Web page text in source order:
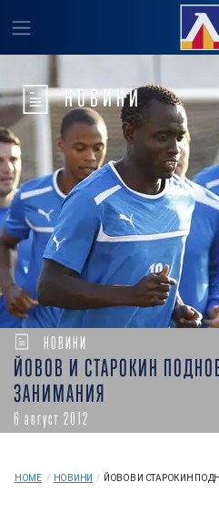
НОВИНИ
НОВИНИ
ЙОВОВ И СТАРОКИН
ЗАНИМАНИЯ
6 август 2012
HOME / НОВИНИ / ЙОВОВ И СТАРОКИН